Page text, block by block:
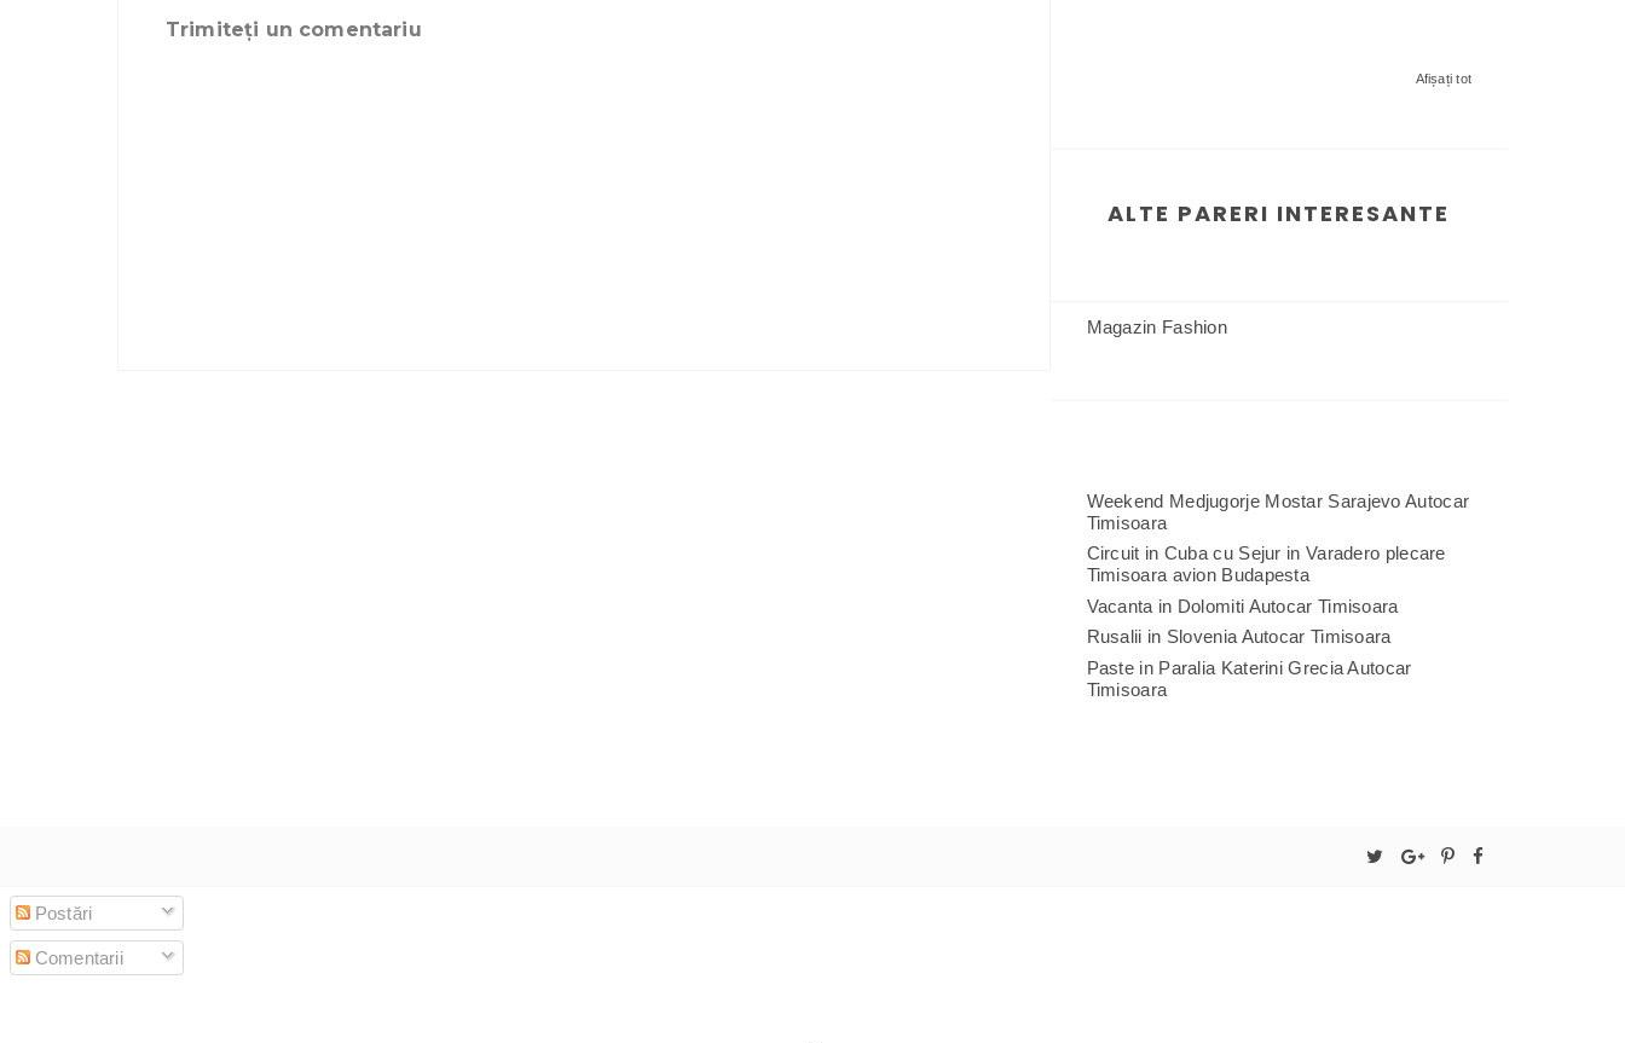
Trimiteți un comentariu
Afișați tot
ALTE PARERI INTERESANTE
Magazin Fashion
Weekend Medjugorje Mostar Sarajevo Autocar
Timisoara
Circuit in Cuba cu Sejur in Varadero plecare
Timisoara avion Budapesta
Vacanta in Dolomiti Autocar Timisoara
Rusalii in Slovenia Autocar Timisoara
Paste in Paralia Katerini Grecia Autocar
Timisoara
Postări
Comentarii